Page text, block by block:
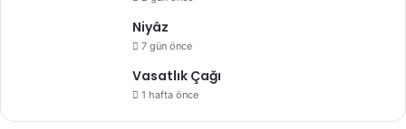
Niyâz
7 gün önce
Vasatlık Çağı
1 hafta önce